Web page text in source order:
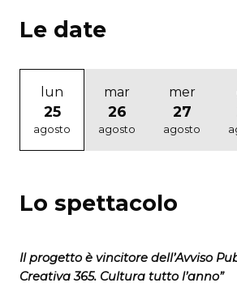
Lo spettacolo
Il progetto è vincitore dell’Avviso
Creativa 365. Cultura tutto l’anno”
Le date
lun
25
agosto
mar
26
agosto
mer
27
agosto